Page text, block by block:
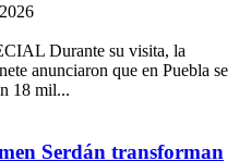
Durante su visita, la
anunciaron que en Puebla se
18 mil...
Serdán transforman